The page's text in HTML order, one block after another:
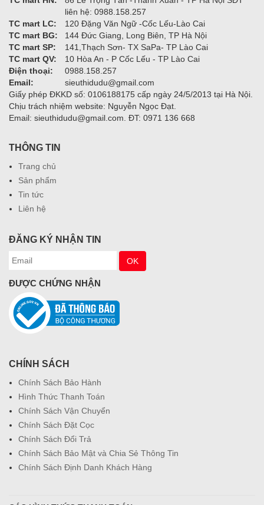
liên hệ: 0988.158.257
TC mart LC:
120 Đặng Văn Ngữ -Cốc Lếu-Lào Cai
TC mart BG:
144 Đức Giang, Long Biên, TP Hà Nội
TC mart SP:
141,Thạch Sơn- TX SaPa- TP Lào Cai
TC mart QV:
10 Hòa An - P Cốc Lếu - TP Lào Cai
Điện thoại:
0988.158.257
Email:
sieuthidudu@gmail.com
Giấy phép ĐKKD số: 0106188175 cấp ngày 24/5/2013 tại Hà Nội.
Chịu trách nhiệm website: Nguyễn Ngọc Đạt.
Email: sieuthidudu@gmail.com. ĐT: 0971 136 668
THÔNG TIN
Trang chủ
Sản phẩm
Tin tức
Liên hệ
ĐĂNG KÝ NHẬN TIN
ĐƯỢC CHỨNG NHẬN
CHÍNH SÁCH
Chính Sách Bảo Hành
Hình Thức Thanh Toán
Chính Sách Vận Chuyển
Chính Sách Đặt Cọc
Chính Sách Đổi Trả
Chính Sách Bảo Mật và Chia Sẻ Thông Tin
Chính Sách Định Danh Khách Hàng